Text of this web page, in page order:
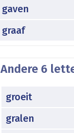
gaven
graaf
Andere 6
groeit
gralen